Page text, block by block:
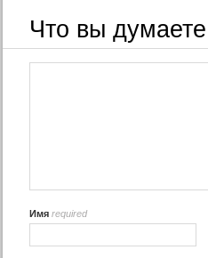
Что вы
Имя required